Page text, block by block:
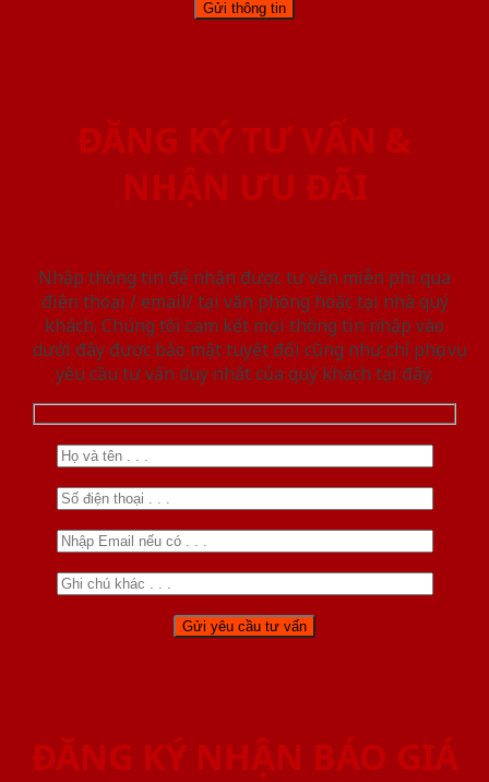
ĐĂNG KÝ TƯ VẤN &
NHẬN ƯU ĐÃI
Nhập thông tin để nhận được tư vấn miễn phí qua
điện thoại / email/ tại văn phòng hoặc tại nhà quý
khách. Chúng tôi cam kết mọi thông tin nhập vào
dưới đây được bảo mật tuyệt đối cũng như chỉ phục vụ
yêu cầu tư vấn duy nhất của quý khách tại đây.
ĐĂNG KÝ NHẬN BÁO GIÁ